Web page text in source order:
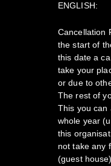
ENGLISH:
Cancellation
the start of
this date a
take your
or due to
The rest of
This you can
whole year
this
not take any
(guest